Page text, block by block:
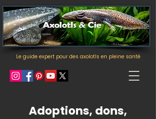
Le guide expert pour des axolotls en pleine santé
Adoptions, dons,